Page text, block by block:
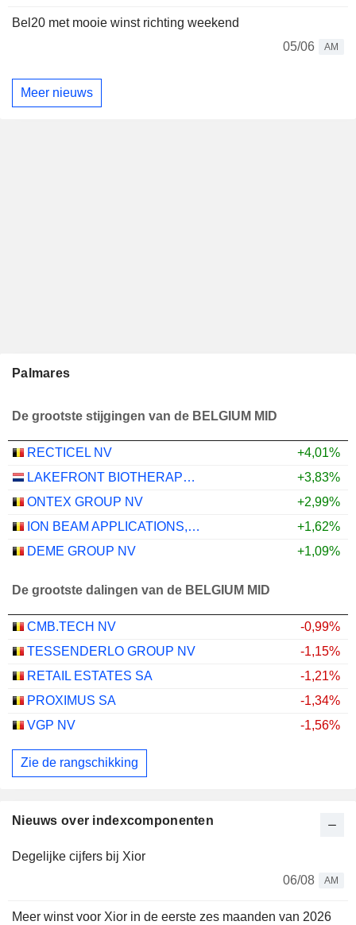
Bel20 met mooie winst richting weekend
05/06
AM
Meer nieuws
Nieuws over indexcomponenten
Degelijke cijfers bij Xior
06/08
AM
Meer winst voor Xior in de eerste zes maanden van 2026
Palmares
De grootste stijgingen van de BELGIUM MID
RECTICEL NV
+4,01%
LAKEFRONT BIOTHERAPEUTICS NV
+3,83%
ONTEX GROUP NV
+2,99%
ION BEAM APPLICATIONS, SA
+1,62%
DEME GROUP NV
+1,09%
De grootste dalingen van de BELGIUM MID
CMB.TECH NV
-0,99%
TESSENDERLO GROUP NV
-1,15%
RETAIL ESTATES SA
-1,21%
PROXIMUS SA
-1,34%
VGP NV
-1,56%
Zie de rangschikking